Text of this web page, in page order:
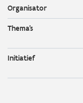
Organisator
Thema's
Initiatief